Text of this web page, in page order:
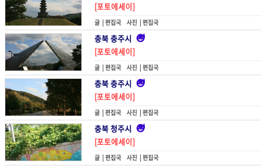
[포토에세이]
글 |편집국 사진 |편집국
충북 충주시
[포토에세이]
글 |편집국 사진 |편집국
충북 충주시
[포토에세이]
글 |편집국 사진 |편집국
충북 청주시
[포토에세이]
글 |편집국 사진 |편집국